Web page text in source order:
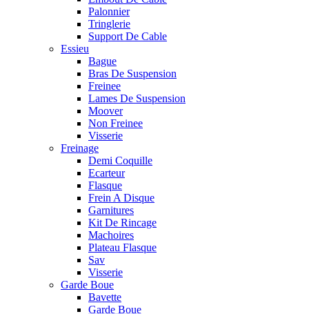
Palonnier
Tringlerie
Support De Cable
Essieu
Bague
Bras De Suspension
Freinee
Lames De Suspension
Moover
Non Freinee
Visserie
Freinage
Demi Coquille
Ecarteur
Flasque
Frein A Disque
Garnitures
Kit De Rincage
Machoires
Plateau Flasque
Sav
Visserie
Garde Boue
Bavette
Garde Boue